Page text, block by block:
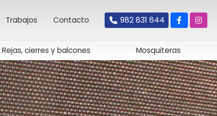
Trabajos Contacto 982 831 644
Rejas, cierres y balcones Mosquiteras